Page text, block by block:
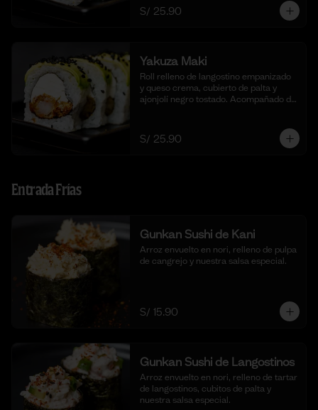
S/ 25.90
Yakuza Maki
Roll relleno de langostino empanizado
y queso crema, cubierto de palta y
ajonjolí negro tostado. Acompañado de
S/ 25.90
Entrada Frías
Gunkan Sushi de Kani
Arroz envuelto en nori, relleno de pulpa
de cangrejo y nuestra salsa especial.
S/ 15.90
Gunkan Sushi de Langostinos
Arroz envuelto en nori, relleno de tartar
de langostinos, cubitos de palta y
nuestra salsa especial.